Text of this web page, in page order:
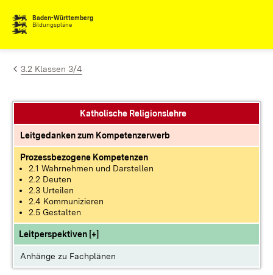
Zum Inhalt springen
Baden-Württemberg
Bildungspläne
3.2 Klassen 3/4
Katholische Religionslehre
Leitgedanken zum Kompetenzerwerb
Prozessbezogene Kompetenzen
2.1 Wahrnehmen und Darstellen
2.2 Deuten
2.3 Urteilen
2.4 Kommunizieren
2.5 Gestalten
Leitperspektiven [+]
Anhänge zu Fachplänen